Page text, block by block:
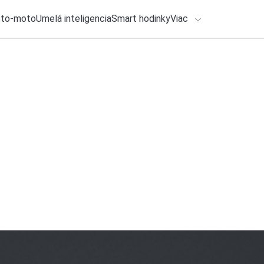
motoUmelá inteligenciaSmart hodinkyViac